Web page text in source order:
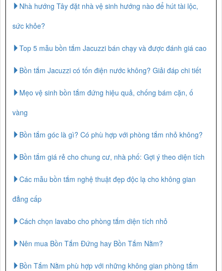
Nhà hướng Tây đặt nhà vệ sinh hướng nào để hút tài lộc,
sức khỏe?
Top 5 mẫu bồn tắm Jacuzzi bán chạy và được đánh giá cao
Bồn tắm Jacuzzi có tốn điện nước không? Giải đáp chi tiết
Mẹo vệ sinh bồn tắm đứng hiệu quả, chống bám cặn, ố
vàng
Bồn tắm góc là gì? Có phù hợp với phòng tắm nhỏ không?
Bồn tắm giá rẻ cho chung cư, nhà phố: Gợi ý theo diện tích
Các mẫu bồn tắm nghệ thuật đẹp độc lạ cho không gian
đẳng cấp
Cách chọn lavabo cho phòng tắm diện tích nhỏ
Nên mua Bồn Tắm Đứng hay Bồn Tắm Nằm?
Bồn Tắm Nằm phù hợp với những không gian phòng tắm